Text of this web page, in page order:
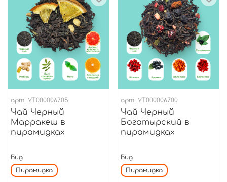
арт. УТ000006705
Чай Черный
Марракеш в
пирамидках
Вид
Пирамидка
арт. УТ000006700
Чай Черный
Богатырский в
пирамидках
Вид
Пирамидка